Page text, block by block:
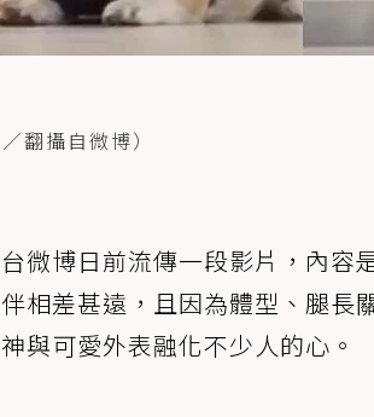
翻攝自微博）
微博日前流傳一段影片，內容
相差甚遠，且因為體型、腿長
與可愛外表融化不少人的心。